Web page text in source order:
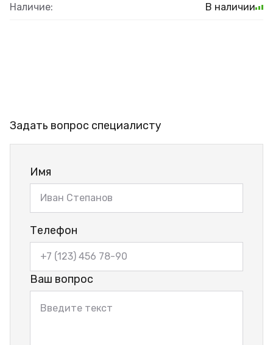
Наличие: В наличии
Задать вопрос специалисту
Имя
Телефон
Ваш вопрос